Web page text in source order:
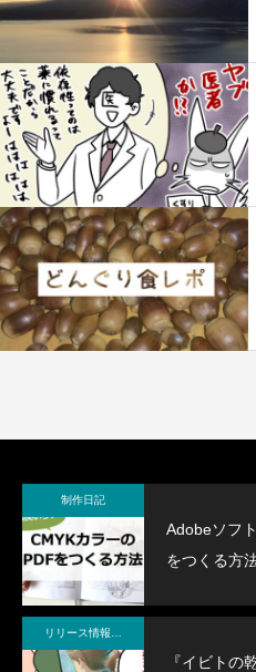
制作日記
Adobeソフ
をつくる方
『イビトの